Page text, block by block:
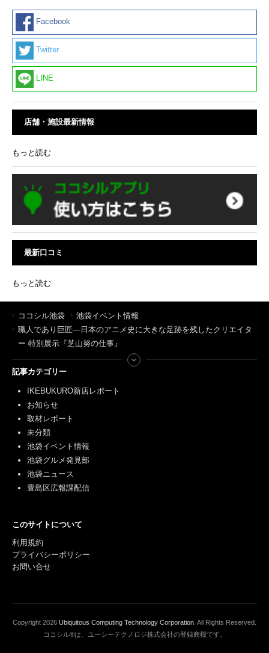
Facebook
Twitter
LINE
店舗・施設最新情報
もっと読む
最新口コミ
もっと読む
ココシル池袋
池袋イベント情報
職人であり巨匠—日本のアニメ史に大きな足跡を残したクリエイタ
ー 特別展示『芝山努の仕事』
記事カテゴリー
IKEBUKURO新店レポート
お知らせ
取材レポート
未分類
池袋イベント情報
池袋グルメ発見部
池袋ニュース
豊島区広報課配信
このサイトについて
利用規約
プライバシーポリシー
お問い合せ
Copyright 2026 Ubiquitous Computing Technology Corporation . All Rights Reserved.
ココシル®は、ユーシーテクノロジ株式会社の登録商標です。